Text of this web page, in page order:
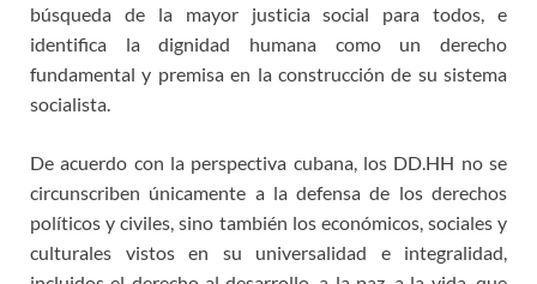
búsqueda de la mayor justicia social para todos, e
identifica la dignidad humana como un derecho
fundamental y premisa en la construcción de su sistema
socialista.
De acuerdo con la perspectiva cubana, los DD.HH no se
circunscriben únicamente a la defensa de los derechos
políticos y civiles, sino también los económicos, sociales y
culturales vistos en su universalidad e integralidad,